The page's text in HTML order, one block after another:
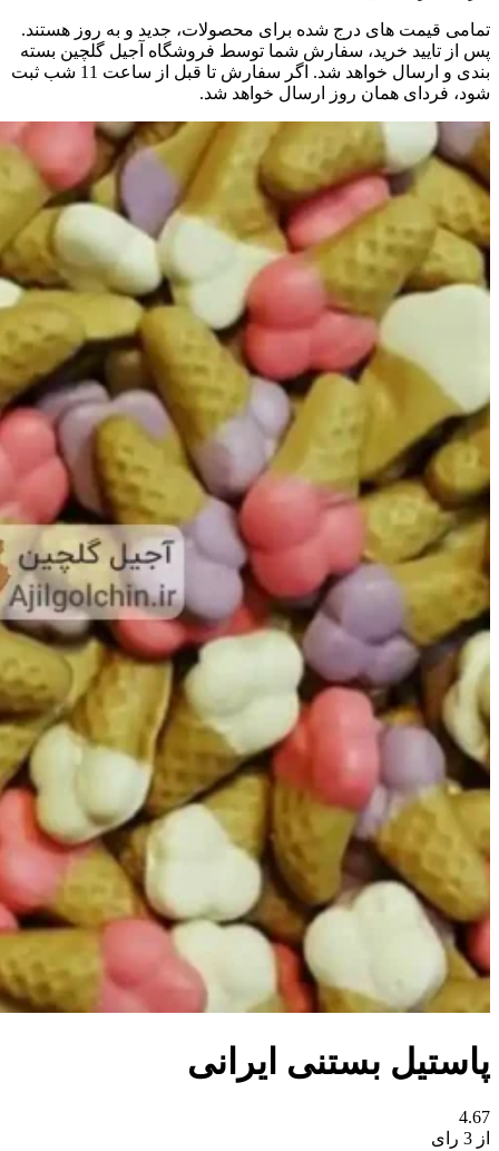
تمامی قیمت های درج شده برای محصولات، جدید و به روز هستند.
پس از تایید خرید، سفارش شما توسط فروشگاه آجیل گلچین بسته
بندی و ارسال خواهد شد. اگر سفارش تا قبل از ساعت 11 شب ثبت
شود، فردای همان روز ارسال خواهد شد.
پاستیل بستنی ایرانی
4.67
از 3 رای